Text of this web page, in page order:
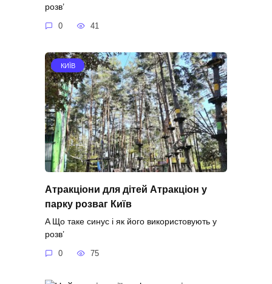
розв’
0 41
КИЇВ
Атракціони для дітей Атракціон у
парку розваг Київ
A Що таке синус і як його використовують у
розв’
0 75